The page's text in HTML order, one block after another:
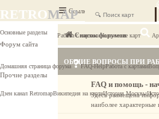
RETROMAP
Основные разделы Работа с картамиНаложение карт
Форум сайта
Домашняя страница форума FAQ-HelpРабота с картами
Прочие разделы
Дзен канал RetromapВикипедия на картеИстория Москвы
Ссылки
Список форумов
ОБЩИЕ ВОПРОСЫ ПРИ
FAQ и помощь -
Здесь размещена
наиболее характерные